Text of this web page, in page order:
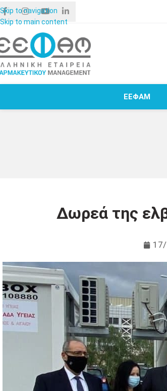
Skip to navigation
Skip to main content
ΕΕΦΑΜ
Δωρεά της